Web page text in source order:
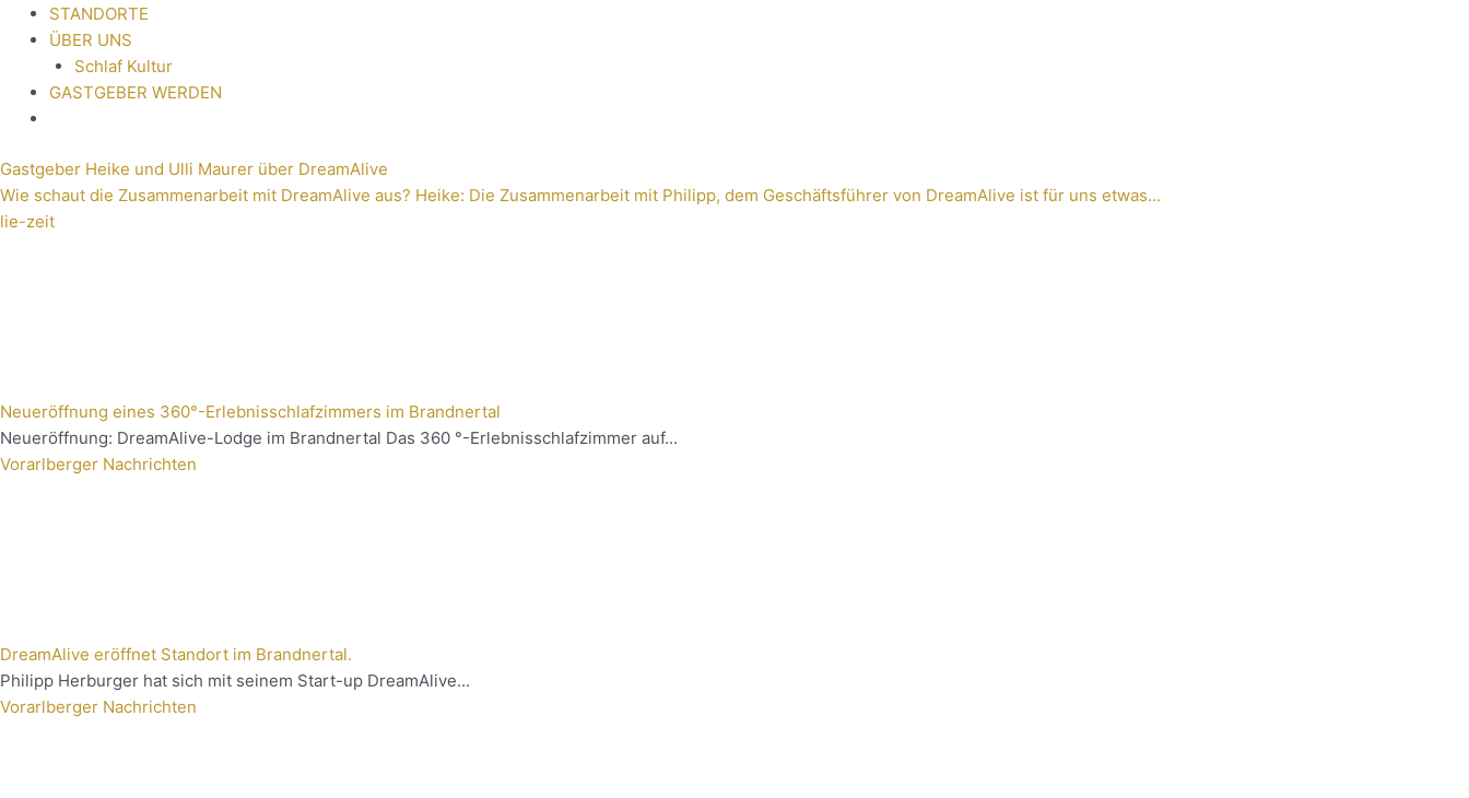
STANDORTE
ÜBER UNS
Schlaf Kultur
GASTGEBER WERDEN
Gastgeber Heike und Ulli Maurer über DreamAlive
Wie schaut die Zusammenarbeit mit DreamAlive aus? Heike: Die Zusammenarbeit mit Philipp, dem Geschäftsführer von DreamAlive ist für uns etwas...
lie-zeit
Neueröffnung eines 360°-Erlebnisschlafzimmers im Brandnertal
Neueröffnung: DreamAlive-Lodge im Brandnertal Das 360 °-Erlebnisschlafzimmer auf...
Vorarlberger Nachrichten
DreamAlive eröffnet Standort im Brandnertal.
Philipp Herburger hat sich mit seinem Start-up DreamAlive...
Vorarlberger Nachrichten